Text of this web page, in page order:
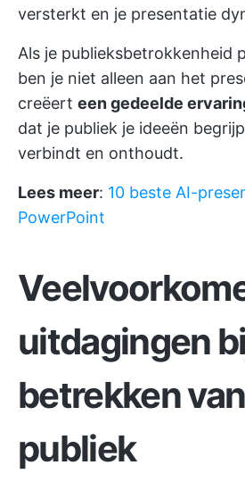
versterkt en je presentatie
Als je publieksbetrokkenheid
ben je niet alleen aan het
creëert een gedeelde
dat je publiek je ideeën
verbindt en onthoudt.
Lees meer: 10 beste AI-
PowerPoint
uitdagingen
betrekken
publiek